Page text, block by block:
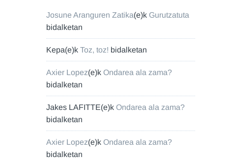
Josune Aranguren Zatika(e)k Gurutzatuta
bidalketan
Kepa(e)kToz, toz! bidalketan
Axier Lopez(e)kOndarea ala zama?
bidalketan
Jakes LAFITTE(e)kOndarea ala zama?
bidalketan
Axier Lopez(e)kOndarea ala zama?
bidalketan